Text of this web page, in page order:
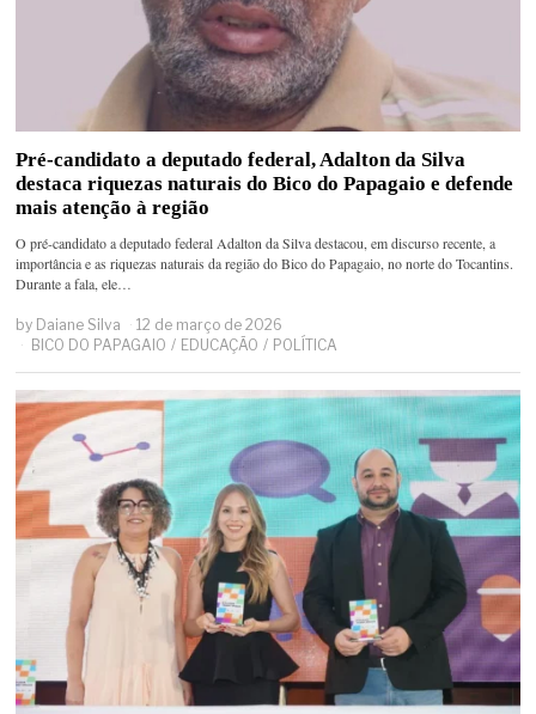
Pré-candidato a deputado federal, Adalton da Silva
destaca riquezas naturais do Bico do Papagaio e defende
mais atenção à região
O pré-candidato a deputado federal Adalton da Silva destacou, em discurso recente, a
importância e as riquezas naturais da região do Bico do Papagaio, no norte do Tocantins.
Durante a fala, ele…
by Daiane Silva
12 de março de 2026
BICO DO PAPAGAIO / EDUCAÇÃO / POLÍTICA